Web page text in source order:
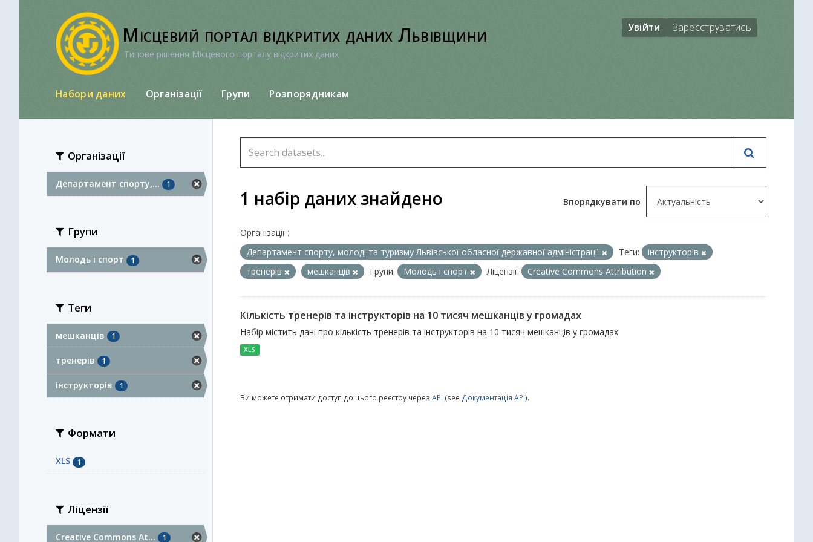
Місцевий портал відкритих даних Львівщини
Типове рішення Місцевого порталу відкритих даних
Увійти Зареєструватись
Набори даних Організації Групи Розпорядникам
Організації
Департамент спорту,... 1
Групи
Молодь i спорт 1
Теги
мешканців 1
тренерів 1
інструкторів 1
Формати
XLS 1
Ліцензії
Creative Commons At... 1
Впорядкувати по
1 набір даних знайдено
Організації :
Департамент спорту, молоді та туризму Львівської обласної державної адміністрації
Теги:
інструкторів
тренерів
мешканців Групи: Молодь i спорт Ліцензії: Creative Commons Attribution
Кількість тренерів та інструкторів на 10 тисяч мешканців у громадах
Набір містить дані про кількість тренерів та інструкторів на 10 тисяч мешканців у громадах
XLS
Ви можете отримати доступ до цього реєстру через API (see Документація API).